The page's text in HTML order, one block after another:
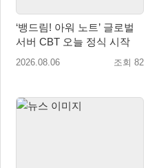
‘뱅드림! 아워 노트’ 글로벌
서버 CBT 오늘 정식 시작
2026.08.06 조회 82